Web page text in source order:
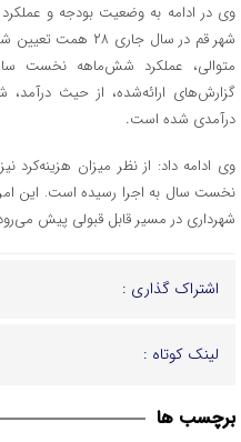
وی در ادامه به وضعیت بودجه و عملکرد
شهر قم در سال
متوالی، عملکرد شش‌ماهه نخست
درآمدی شده است.
نخست سال به اجرا رسیده است. این
شهرداری در مسیر قابل قبولی پیش
اشتراک گذاری :
لینک کوتاه :
برچسب ها